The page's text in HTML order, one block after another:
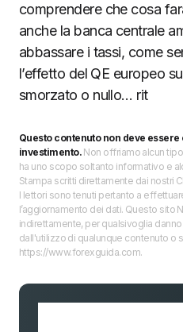
comprendere che cosa
anche la banca centrale
abbassare i tassi, come
l’effetto del QE europeo
smorzato o nullo… rit
Questo contenuto non deve
investimento.Non offriamo alcun tipo
ha uno scopo soltanto informativo e
Stampa scritti direttamente dai nostri
I lettori sono tenuti pertanto a
l’aggiornamento dei dati. Questo sito
indirettamente, per qualsivoglia
dall'utilizzo di qualunque contenuto o
https://www.forexguida.com.